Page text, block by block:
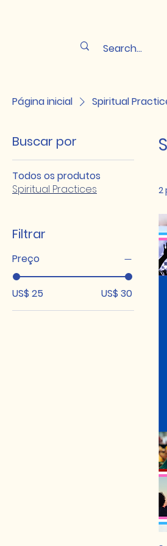
Página inicial Spiritual
Buscar por
Todos os produtos
Spiritual Practices
Filtrar
Preço
US$ 25 US$ 30
2